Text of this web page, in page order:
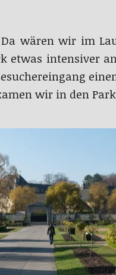
wären wir im
etwas intensiver
wir in den